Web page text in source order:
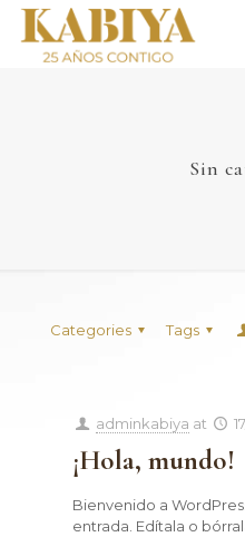
Sin
Categories Tags
adminkabiya at
¡Hola, mundo!
Bienvenido a
entrada. Edítala o